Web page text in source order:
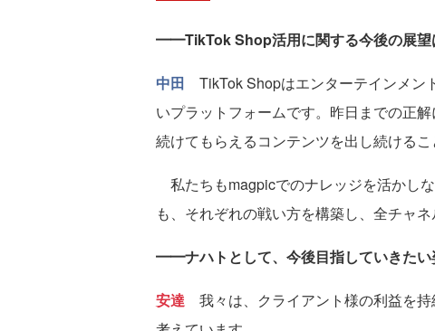
━━TikTok Shop活用に関する今後の展望
中田 TikTok Shopはエンターテインメン
いプラットフォームです。昨日までの正
続けてもらえるコンテンツを出し続ける
私たちもmagpicでのナレッジを活かし
も、それぞれの戦い方を構築し、全チャ
━━ナハトとして、今後目指していきたい
安達 我々は、クライアント様の利益を